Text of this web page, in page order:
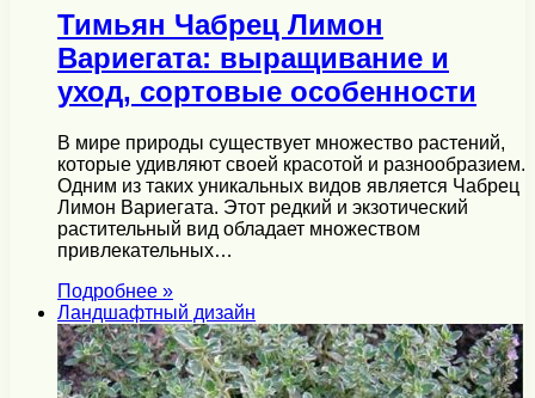
Тимьян Чабрец Лимон
Вариегата: выращивание и
уход, сортовые особенности
В мире природы существует множество растений,
которые удивляют своей красотой и разнообразием.
Одним из таких уникальных видов является Чабрец
Лимон Вариегата. Этот редкий и экзотический
растительный вид обладает множеством
привлекательных…
Подробнее »
Ландшафтный дизайн